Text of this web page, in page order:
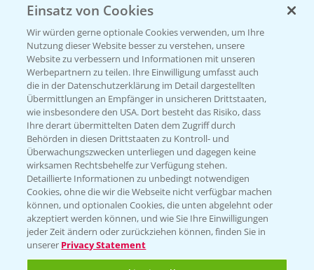
Beratung auf WhatsApp
T.+49 (0)174 346 564 1
KONTAKT
Hilfe in Notfällen
T.+49 (0)214/30-20220
Folgen Sie uns
Einsatz von Cookies
Wir würden gerne optionale Cookies verwenden, um Ihre
Nutzung dieser Website besser zu verstehen, unsere
Website zu verbessern und Informationen mit unseren
Werbepartnern zu teilen. Ihre Einwilligung umfasst auch
die in der Datenschutzerklärung im Detail dargestellten
Übermittlungen an Empfänger in unsicheren Drittstaaten,
wie insbesondere den USA. Dort besteht das Risiko, dass
Ihre derart übermittelten Daten dem Zugriff durch
Behörden in diesen Drittstaaten zu Kontroll- und
Überwachungszwecken unterliegen und dagegen keine
wirksamen Rechtsbehelfe zur Verfügung stehen.
Detaillierte Informationen zu unbedingt notwendigen
Cookies, ohne die wir die Webseite nicht verfügbar machen
können, und optionalen Cookies, die unten abgelehnt oder
akzeptiert werden können, und wie Sie Ihre Einwilligungen
jeder Zeit ändern oder zurückziehen können, finden Sie in
unserer Privacy Statement